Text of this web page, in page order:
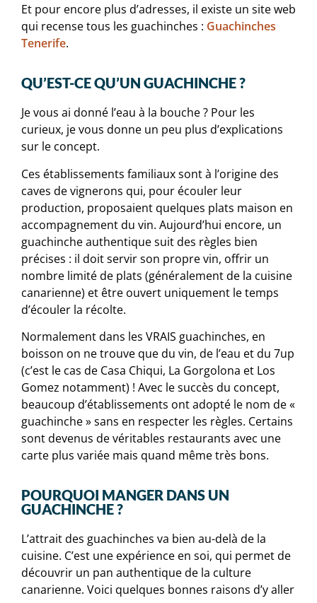
Et pour encore plus d’adresses, il existe un site web
qui recense tous les guachinches : Guachinches
Tenerife.
QU’EST-CE QU’UN GUACHINCHE ?
Je vous ai donné l’eau à la bouche ? Pour les
curieux, je vous donne un peu plus d’explications
sur le concept.
Ces établissements familiaux sont à l’origine des
caves de vignerons qui, pour écouler leur
production, proposaient quelques plats maison en
accompagnement du vin. Aujourd’hui encore, un
guachinche authentique suit des règles bien
précises : il doit servir son propre vin, offrir un
nombre limité de plats (généralement de la cuisine
canarienne) et être ouvert uniquement le temps
d’écouler la récolte.
Normalement dans les VRAIS guachinches, en
boisson on ne trouve que du vin, de l’eau et du 7up
(c’est le cas de Casa Chiqui, La Gorgolona et Los
Gomez notamment) ! Avec le succès du concept,
beaucoup d’établissements ont adopté le nom de «
guachinche » sans en respecter les règles. Certains
sont devenus de véritables restaurants avec une
carte plus variée mais quand même très bons.
POURQUOI MANGER DANS UN
GUACHINCHE ?
L’attrait des guachinches va bien au-delà de la
cuisine. C’est une expérience en soi, qui permet de
découvrir un pan authentique de la culture
canarienne. Voici quelques bonnes raisons d’y aller